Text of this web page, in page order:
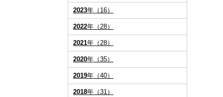
2023年（16）
2022年（28）
2021年（28）
2020年（35）
2019年（40）
2018年（31）